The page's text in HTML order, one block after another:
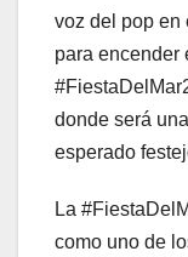
voz del pop en
para encender
donde será
esperado
La
como uno de